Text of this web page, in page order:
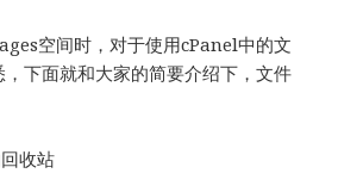
空间时，对于使用cPanel中的文
下面就和大家的简要介绍下，文件
收站